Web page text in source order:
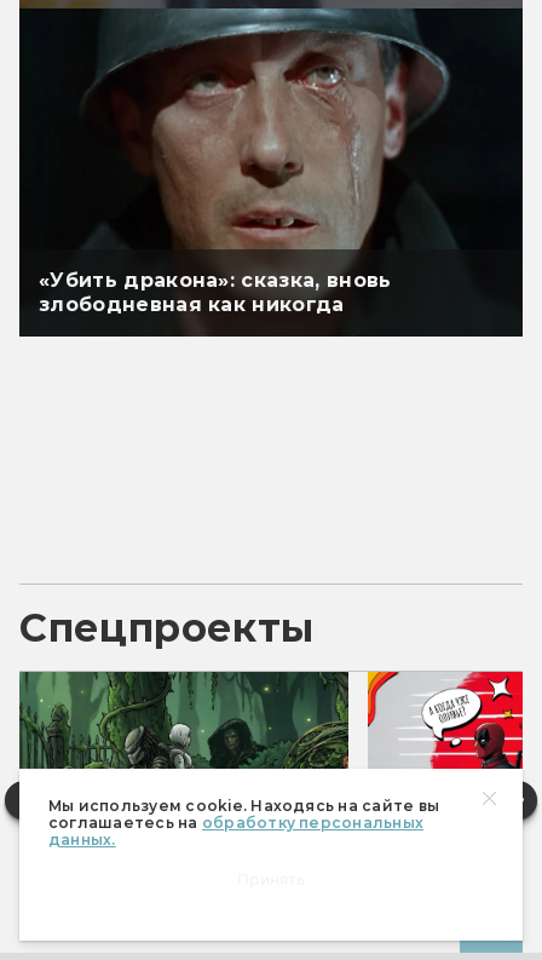
Мы используем cookie. Находясь на сайте вы
соглашаетесь на обработку персональных
данных.
«Убить дракона»: сказка, вновь
злободневная как никогда
Спецпроекты